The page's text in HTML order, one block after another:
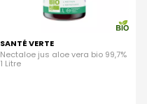
SANTÉ VERTE
Nectaloe jus aloe vera bio 99,7%
1 Litre